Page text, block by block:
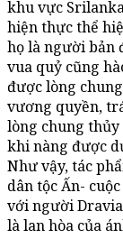
khu vực
hiện thực thể
họ là người bản
vua quỷ cũng
được lòng
vương quyền,
lòng chung
khi nàng được
Như vậy, tác
dân tộc Ấn-
với người
là lan hòa của